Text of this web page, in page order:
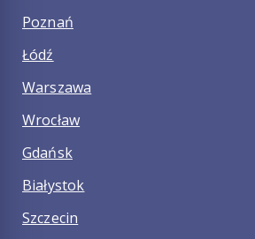
Poznań
Łódź
Warszawa
Wrocław
Gdańsk
Białystok
Szczecin